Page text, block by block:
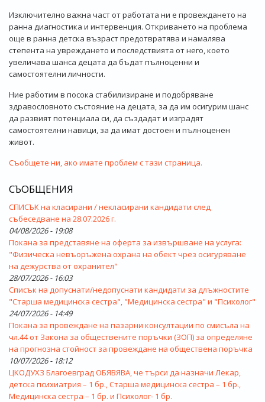
Изключително важна част от работата ни е провеждането на
ранна диагностика и интервенция. Откриването на проблема
още в ранна детска възраст предотвратява и намалява
степента на увреждането и последствията от него, което
увеличава шанса децата да бъдат пълноценни и
самостоятелни личности.
Ние работим в посока стабилизиране и подобряване
здравословното състояние на децата, за да им осигурим шанс
да развият потенциала си, да създадат и изградят
самостоятелни навици, за да имат достоен и пълноценен
живот.
Съобщете ни, ако имате проблем с тази страница.
СЪОБЩЕНИЯ
СПИСЪК на класирани / некласирани кандидати след
събеседване на 28.07.2026 г.
04/08/2026 - 19:08
Покана за представяне на оферта за извършване на услуга:
"Физическа невъоръжена охрана на обект чрез осигуряване
на дежурства от охранител"
28/07/2026 - 16:03
Списък на допуснати/недопуснати кандидати за длъжностите
"Старша медицинска сестра", "Медицинска сестра" и "Психолог"
24/07/2026 - 14:49
Покана за провеждане на пазарни консултации по смисъла на
чл.44 от Закона за обществените поръчки (ЗОП) за определяне
на прогнозна стойност за провеждане на обществена поръчка
10/07/2026 - 18:12
ЦКОДУХЗ Благоевград ОБЯВЯВА, че търси да назначи Лекар,
детска психиатрия – 1 бр., Старша медицинска сестра – 1 бр.,
Медицинска сестра – 1 бр. и Психолог- 1 бр.